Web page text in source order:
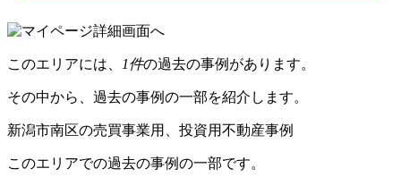
このエリアには、 1件の過去の事例があります。
その中から、過去の事例の一部を紹介します。
新潟市南区の売買事業用、投資用不動産事例
このエリアでの過去の事例の一部です。